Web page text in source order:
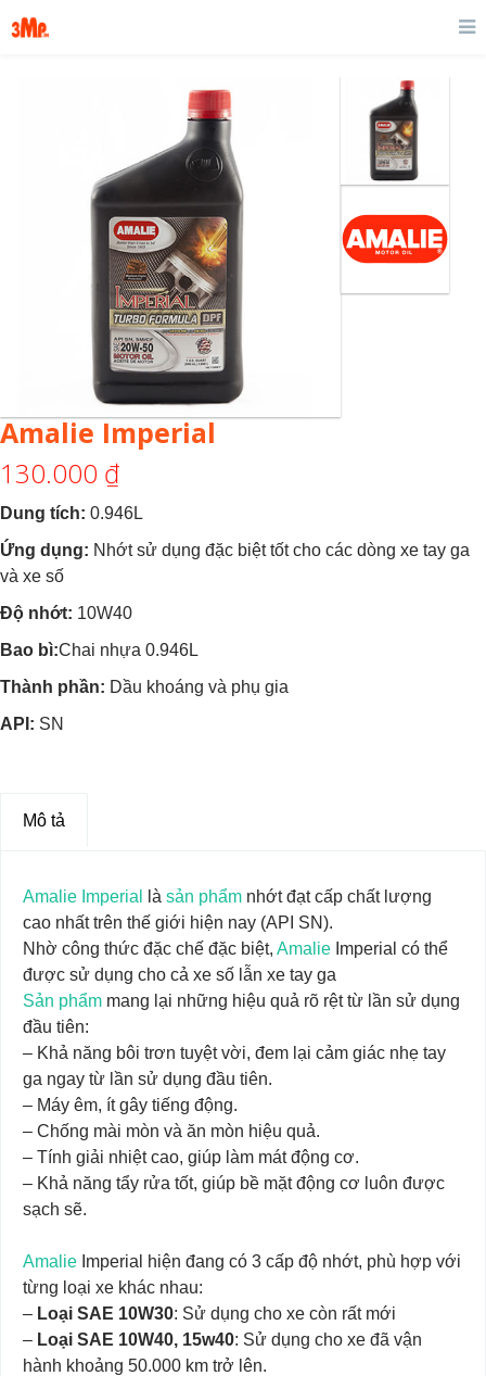
Amalie Imperial
130.000 ₫
Dung tích: 0.946L
Ứng dụng: Nhớt sử dụng đặc biệt tốt cho các dòng xe tay ga
và xe số
Độ nhớt: 10W40
Bao bì:Chai nhựa 0.946L
Thành phần: Dầu khoáng và phụ gia
API: SN
Mô tả
Amalie Imperial là sản phẩm nhớt đạt cấp chất lượng
cao nhất trên thế giới hiện nay (API SN).
Nhờ công thức đặc chế đặc biệt, Amalie Imperial có thể
được sử dụng cho cả xe số lẫn xe tay ga
Sản phẩm mang lại những hiệu quả rõ rệt từ lần sử dụng
đầu tiên:
– Khả năng bôi trơn tuyệt vời, đem lại cảm giác nhẹ tay
ga ngay từ lần sử dụng đầu tiên.
– Máy êm, ít gây tiếng động.
– Chống mài mòn và ăn mòn hiệu quả.
– Tính giải nhiệt cao, giúp làm mát động cơ.
– Khả năng tẩy rửa tốt, giúp bề mặt động cơ luôn được
sạch sẽ.
Amalie Imperial hiện đang có 3 cấp độ nhớt, phù hợp với
từng loại xe khác nhau:
– Loại SAE 10W30: Sử dụng cho xe còn rất mới
– Loại SAE 10W40, 15w40: Sử dụng cho xe đã vận
hành khoảng 50.000 km trở lên.